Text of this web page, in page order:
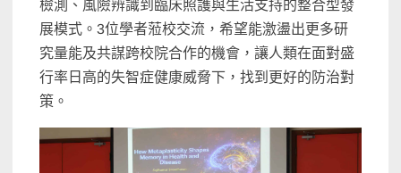
檢測、風險辨識到臨床照護與生活支持的整合型發
展模式。3位學者蒞校交流，希望能激盪出更多研
究量能及共謀跨校院合作的機會，讓人類在面對盛
行率日高的失智症健康威脅下，找到更好的防治對
策。